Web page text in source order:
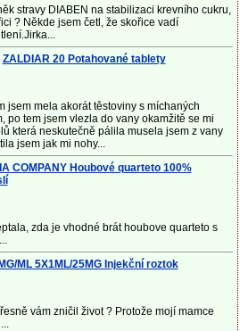
stravy DIABEN na stabilizaci krevního cukru,
? Někde jsem četl, že skořice vadí
ZALDIAR 20 Potahované tablety
jsem mela akorát těstoviny s míchaných
po tem jsem vlezla do vany okamžitě se mi
která neskutečně pálila musela jsem z vany
jsem jak mi nohy...
COMPANY Houbové quarteto 100%
zda je vhodné brát houbove quarteto s
ML 5X1ML/25MG Injekční roztok
vám zničil život ? Protože mojí mamce